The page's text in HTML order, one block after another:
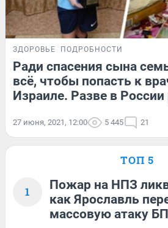
ЗДОРОВЬЕ ПОДРОБНОСТИ
Ради спасения сына
всё, чтобы попасть к
Израиле. Разве в России
27 июня, 2021, 12:00 5 445 21
ТОП 5
1
Пожар на НПЗ
как Ярославль
массовую атаку